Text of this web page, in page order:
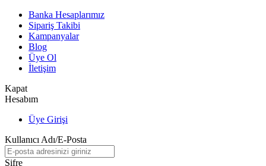
Banka Hesaplarımız
Sipariş Takibi
Kampanyalar
Blog
Üye Ol
İletişim
Kapat
Hesabım
Üye Girişi
Kullanıcı Adı/E-Posta
Şifre